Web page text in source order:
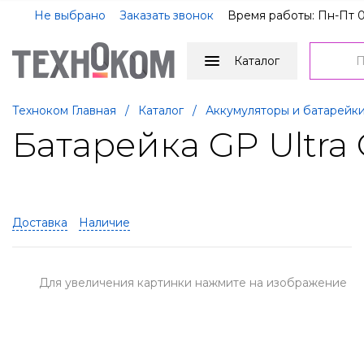
Не выбрано Заказать звонок Время работы: Пн-Пт
Каталог
Техноком Главная / Каталог / Аккумуляторы и батарейки
Батарейка GP Ultra
Доставка Наличие
Для увеличения картинки нажмите на изображение